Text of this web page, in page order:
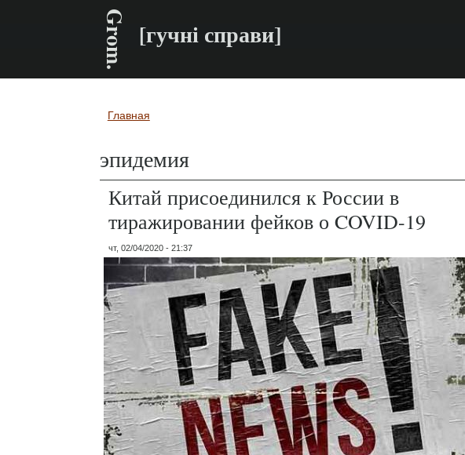
Grom. [гучні справи]
Вы здесь
Главная
эпидемия
Китай присоединился к России в
тиражировании фейков о COVID-19
чт, 02/04/2020 - 21:37